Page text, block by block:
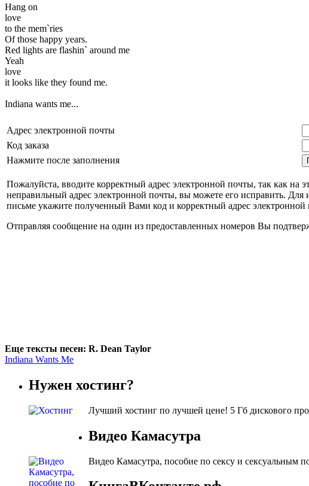
Hang on
love
to the mem`ries
Of those happy years.
Red lights are flashin` around me
Yeah
love
it looks like they found me.
Indiana wants me...
Адрес электронной почты
Код заказа
Нажмите после заполнения
Пожалуйста, вводите корректный адрес электронной почты, так как на
неправильный адрес электронной почты, вы можете его исправить. Для
письме укажите полученный Вами код и корректный адрес электронной
Отправляя сообщение на один из предоставленных номеров Вы
Еще тексты песен: R. Dean Taylor
Indiana Wants Me
Нужен хостинг?
Лучший хостинг по лучшей цене! 5 Гб дискового
Видео Камасутра
Видео Камасутра, пособие по сексу и сексуальным